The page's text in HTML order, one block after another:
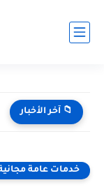
📁 آخر الأخبار
خدمات عامة